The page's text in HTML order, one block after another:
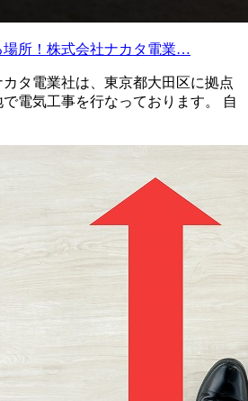
場所！株式会社ナカタ電業…
タ電業社は、東京都大田区に拠点
電気工事を行なっております。 自